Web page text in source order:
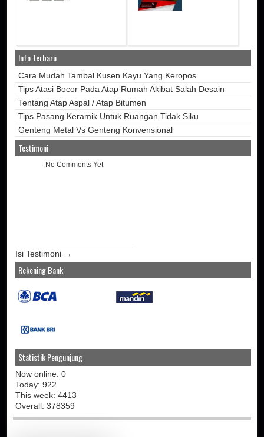
Info Terbaru
Cara Mudah Tambal Kusen Kayu Yang Keropos
Tips Atasi Bocor Pada Atap Rumah Akibat Salah Desain
Tentang Atap Aspal / Atap Bitumen
Tips Pasang Keramik Untuk Ruangan Tidak Siku
Genteng Metal Vs Genteng Konvensional
Testimoni
No Comments Yet
Isi Testimoni →
Rekening Bank
Statistik Pengunjung
Now online: 0
Today: 922
This week: 4413
Overall: 378359